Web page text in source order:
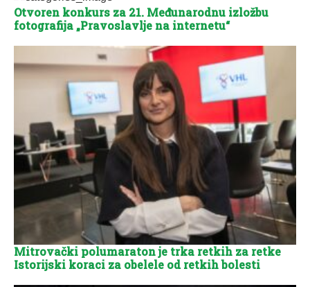
Otvoren konkurs za 21. Međunarodnu izložbu
fotografija „Pravoslavlje na internetu“
Mitrovački polumaraton je trka retkih za retke
Istorijski koraci za obelele od retkih bolesti